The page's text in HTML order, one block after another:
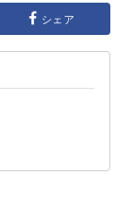
シェア